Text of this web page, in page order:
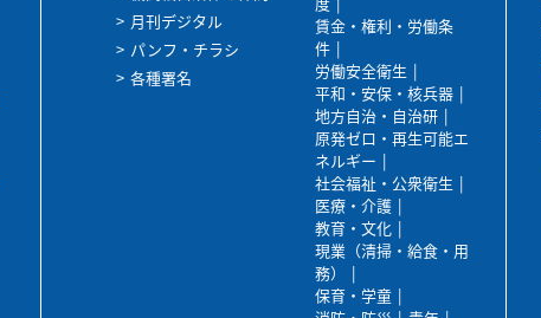
月刊デジタル
パンフ・チラシ
各種署名
賃金・権利・労働条
件
労働安全衛生
平和・安保・核兵器
地方自治・自治研
原発ゼロ・再生可能エ
ネルギー
社会福祉・公衆衛生
医療・介護
教育・文化
現業（清掃・給食・用
務）
保育・学童